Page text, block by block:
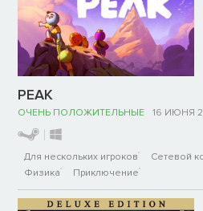
PEAK
ОЧЕНЬ ПОЛОЖИТЕЛЬНЫЕ 16 ИЮНЯ
Для нескольких игроков Сетевой
Физика
Приключение